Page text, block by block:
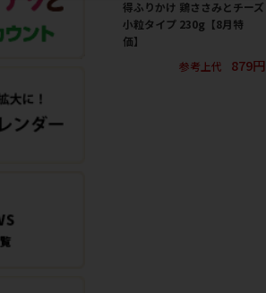
得ふりかけ 鶏ささみとチーズ
小粒タイプ 230g【8月特
価】
参考上代
879円